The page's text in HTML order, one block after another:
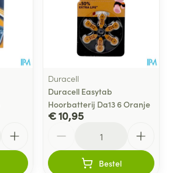
Duracell
Duracell Easytab
Hoorbatterij Da13 6 Oranje
€ 10,95
Bestel